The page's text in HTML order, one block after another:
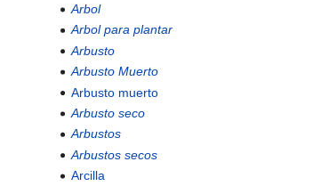
Arbol
Arbol para plantar
Arbusto
Arbusto Muerto
Arbusto muerto
Arbusto seco
Arbustos
Arbustos secos
Arcilla